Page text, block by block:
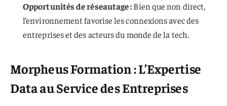
Opportunités de réseautage :Bien que non direct,
l’environnement favorise les connexions avec des
entreprises et des acteurs du monde de la tech.
Morpheus Formation : L’Expertise
Data au Service des Entreprises